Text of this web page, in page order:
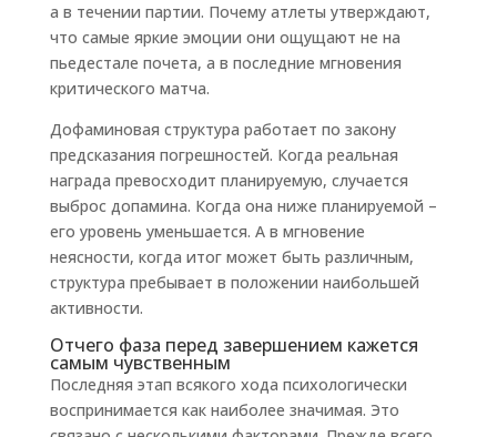
а в течении партии. Почему атлеты утверждают,
что самые яркие эмоции они ощущают не на
пьедестале почета, а в последние мгновения
критического матча.
Дофаминовая структура работает по закону
предсказания погрешностей. Когда реальная
награда превосходит планируемую, случается
выброс допамина. Когда она ниже планируемой –
его уровень уменьшается. А в мгновение
неясности, когда итог может быть различным,
структура пребывает в положении наибольшей
активности.
Отчего фаза перед завершением кажется
самым чувственным
Последняя этап всякого хода психологически
воспринимается как наиболее значимая. Это